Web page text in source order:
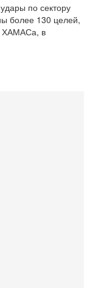
по сектору
более 130 целей,
ХАМАСа, в